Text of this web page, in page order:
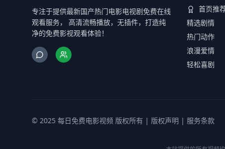
专注于提供最新国产热门电影电视剧免费在线
观看服务， 高清流畅播放，无插件，打造纯
净的免费影视观看体验！
首页推
精选剧情
热门动作
浪漫爱情
轻松喜剧
© 2025 每日免费电影视频 版权所有 | 版权声明 | 服务条款